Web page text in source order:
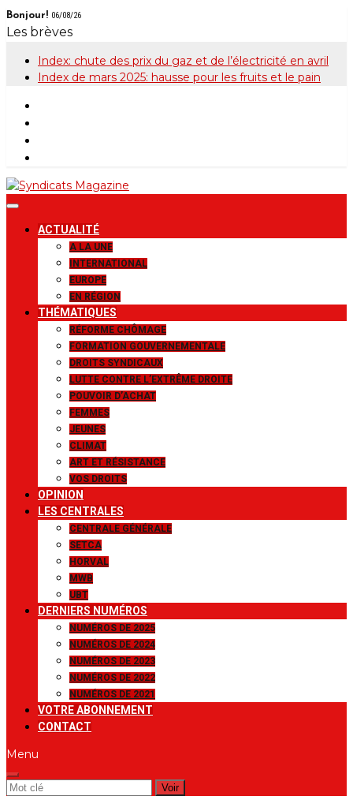
Skip
to
Bonjour! 06/08/26
Les brèves
Index: chute des prix du gaz et de l’électricité en avril
Index de mars 2025: hausse pour les fruits et le pain
Syndicats
Magazine
Le magazine de la FGTB
ACTUALITÉ
A LA UNE
INTERNATIONAL
EUROPE
EN RÉGION
THÉMATIQUES
RÉFORME CHÔMAGE
FORMATION GOUVERNEMENTALE
DROITS SYNDICAUX
LUTTE CONTRE L’EXTRÊME DROITE
POUVOIR D’ACHAT
FEMMES
JEUNES
CLIMAT
ART ET RÉSISTANCE
VOS DROITS
OPINION
LES CENTRALES
CENTRALE GÉNÉRALE
SETCA
HORVAL
MWB
UBT
DERNIERS NUMÉROS
NUMÉROS DE 2025
NUMÉROS DE 2024
NUMÉROS DE 2023
NUMÉROS DE 2022
NUMÉROS DE 2021
VOTRE ABONNEMENT
CONTACT
Menu
Rechercher: